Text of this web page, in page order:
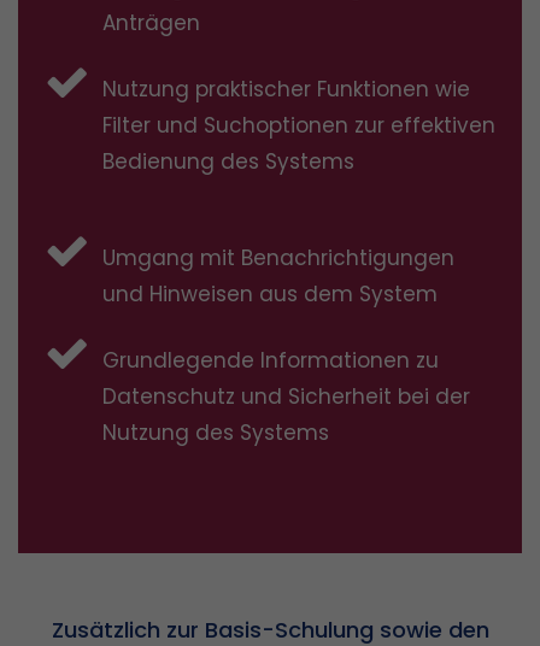
Anträgen
Nutzung praktischer Funktionen wie
Filter und Suchoptionen zur effektiven
Bedienung des Systems
Umgang mit Benachrichtigungen
und Hinweisen aus dem System
Grundlegende Informationen zu
Datenschutz und Sicherheit bei der
Nutzung des Systems
Zusätzlich zur Basis-Schulung sowie den